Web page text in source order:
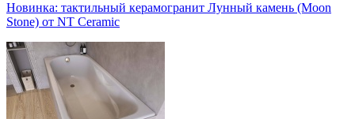
Новинка: тактильный керамогранит Лунный камень (Moon
Stone) от NT Ceramic